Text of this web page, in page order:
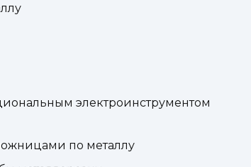
электроинструментом
по металлу